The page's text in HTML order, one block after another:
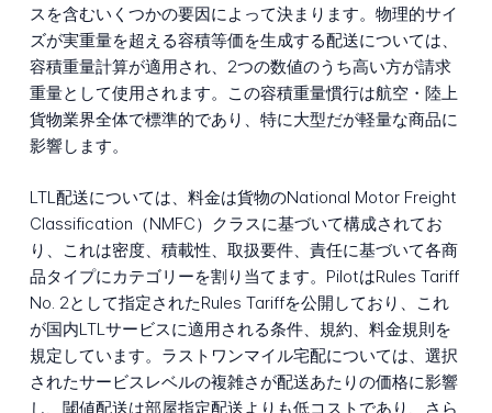
スを含むいくつかの要因によって決まります。物理的サイ
ズが実重量を超える容積等価を生成する配送については、
容積重量計算が適用され、2つの数値のうち高い方が請求
重量として使用されます。この容積重量慣行は航空・陸上
貨物業界全体で標準的であり、特に大型だが軽量な商品に
影響します。
LTL配送については、料金は貨物のNational Motor Freight
Classification（NMFC）クラスに基づいて構成されてお
り、これは密度、積載性、取扱要件、責任に基づいて各商
品タイプにカテゴリーを割り当てます。PilotはRules Tariff
No. 2として指定されたRules Tariffを公開しており、これ
が国内LTLサービスに適用される条件、規約、料金規則を
規定しています。ラストワンマイル宅配については、選択
されたサービスレベルの複雑さが配送あたりの価格に影響
し、閾値配送は部屋指定配送よりも低コストであり、さら